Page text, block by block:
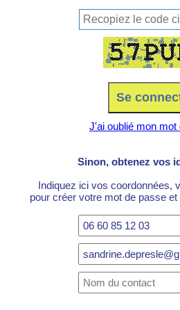
J'ai oublié mon mot
Sinon, obtenez vos
Indiquez ici vos coordonnées,
pour créer votre mot de passe